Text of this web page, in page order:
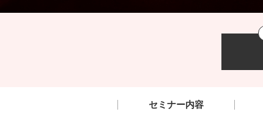
セミナー内容